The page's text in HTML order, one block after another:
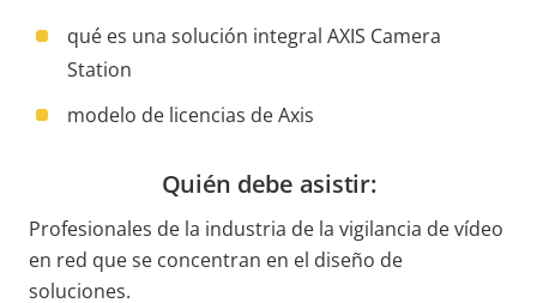
qué es una solución integral AXIS Camera
Station
modelo de licencias de Axis
Quién debe asistir:
Profesionales de la industria de la vigilancia de vídeo
en red que se concentran en el diseño de
soluciones.